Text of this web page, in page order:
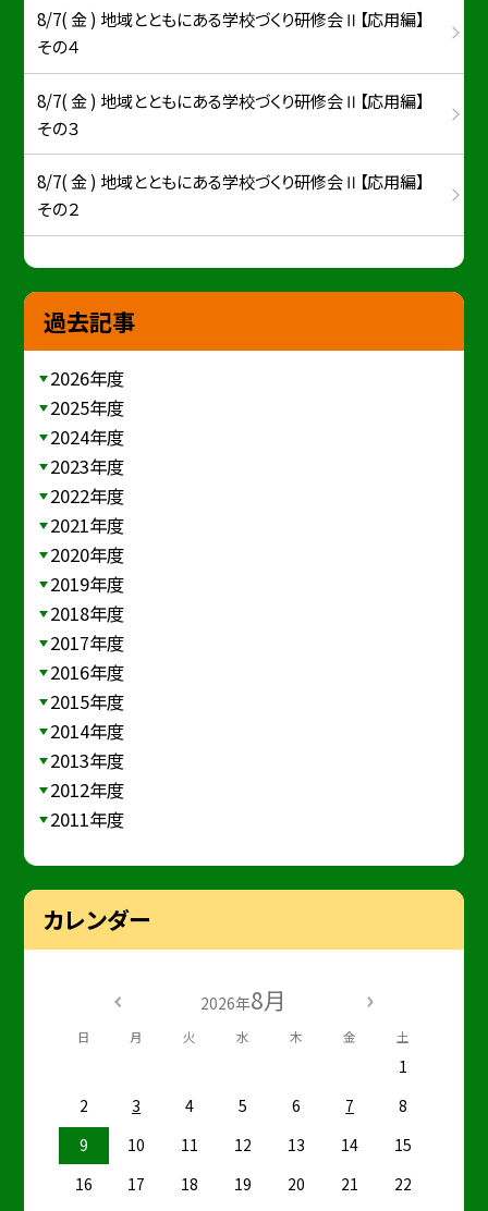
8/7( 金 ) 地域とともにある学校づくり研修会Ⅱ【応用編】
その４
8/7( 金 ) 地域とともにある学校づくり研修会Ⅱ【応用編】
その３
8/7( 金 ) 地域とともにある学校づくり研修会Ⅱ【応用編】
その２
過去記事
2026年度
2025年度
2024年度
2023年度
2022年度
2021年度
2020年度
2019年度
2018年度
2017年度
2016年度
2015年度
2014年度
2013年度
2012年度
2011年度
カレンダー
2026年8月
日 月 火 水 木 金 土
1
2
3 4 5 6 7
8
9
10 11 12 13 14
15
16
17 18 19 20 21
22